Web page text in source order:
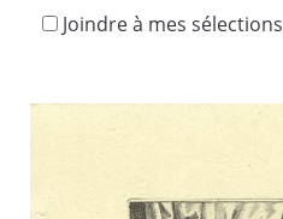
Joindre à mes sélections